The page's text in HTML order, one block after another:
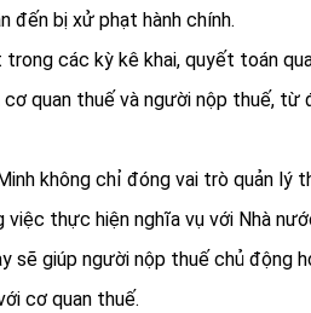
đến bị xử phạt hành chính.
các kỳ kê khai, quyết toán
quan thuế và người nộp thuế, từ
không chỉ đóng vai trò quản lý
việc thực hiện nghĩa vụ với Nhà
sẽ giúp người nộp thuế chủ động
cơ quan thuế.